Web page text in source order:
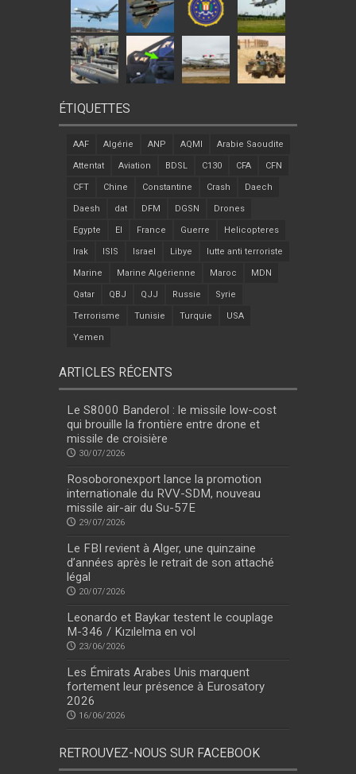
ÉTIQUETTES
AAF Algérie ANP AQMI Arabie Saoudite
Attentat Aviation BDSL C130 CFA CFN
CFT Chine Constantine Crash Daech
Daesh dat DFM DGSN Drones
Egypte EI France Guerre Helicopteres
Irak ISIS Israel Libye lutte anti terroriste
Marine Marine Algérienne Maroc MDN
Qatar QBJ QJJ Russie Syrie
Terrorisme Tunisie Turquie USA
Yemen
ARTICLES RÉCENTS
Le S8000 Banderol : le missile low-cost
qui brouille la frontière entre drone et
missile de croisière
30/07/2026
Rosoboronexport lance la promotion
internationale du RVV-SDM, nouveau
missile air-air du Su-57E
29/07/2026
Le FBI revient à Alger, une quinzaine
d’années après le retrait de son attaché
légal
20/07/2026
Leonardo et Baykar testent le couplage
M-346 / Kızılelma en vol
23/06/2026
Les Émirats Arabes Unis marquent
fortement leur présence à Eurosatory
2026
16/06/2026
RETROUVEZ-NOUS SUR FACEBOOK